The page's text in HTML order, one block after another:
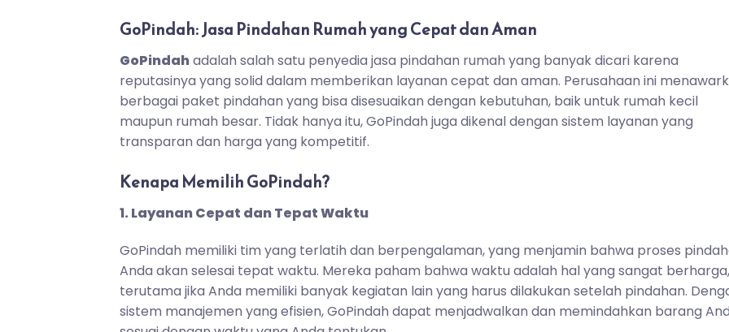
GoPindah: Jasa Pindahan Rumah yang Cepat dan Aman
GoPindahadalah salah satu penyedia jasa pindahan rumah yang banyak dicari karena
reputasinya yang solid dalam memberikan layanan cepat dan aman. Perusahaan ini
berbagai paket pindahan yang bisa disesuaikan dengan kebutuhan, baik untuk rumah kecil
maupun rumah besar. Tidak hanya itu, GoPindah juga dikenal dengan sistem layanan yang
transparan dan harga yang kompetitif.
Kenapa Memilih GoPindah?
1. Layanan Cepat dan Tepat Waktu
GoPindah memiliki tim yang terlatih dan berpengalaman, yang menjamin bahwa proses
Anda akan selesai tepat waktu. Mereka paham bahwa waktu adalah hal yang sangat berharga,
terutama jika Anda memiliki banyak kegiatan lain yang harus dilakukan setelah pindahan.
sistem manajemen yang efisien, GoPindah dapat menjadwalkan dan memindahkan barang